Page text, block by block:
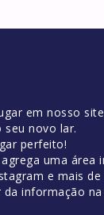
em nosso
novo lar.
perfeito!
uma
e mais
informação na